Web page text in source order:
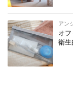
アン
オ
衛生